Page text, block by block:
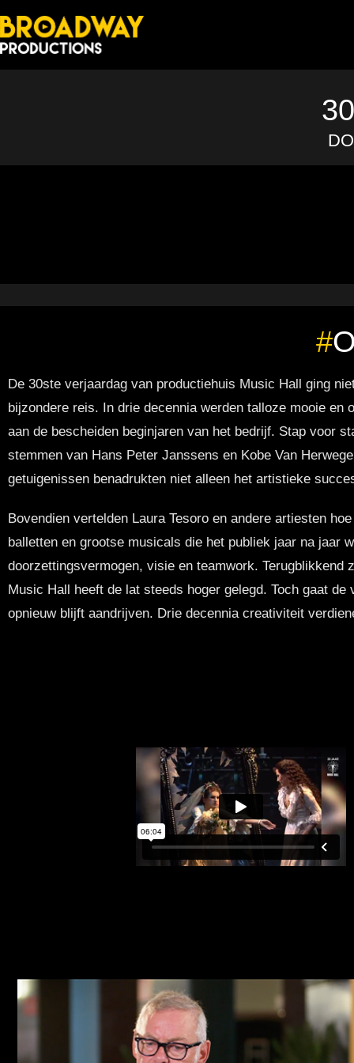
#
De 30ste verjaardag van productiehuis Music Hall ging
bijzondere reis. In drie decennia werden talloze mooie
aan de bescheiden beginjaren van het bedrijf. Stap voor
stemmen van Hans Peter Janssens en Kobe Van
getuigenissen benadrukten niet alleen het artistieke
Bovendien vertelden Laura Tesoro en andere artiesten
balletten en grootse musicals die het publiek jaar na jaar
doorzettingsvermogen, visie en teamwork.
Music Hall heeft de lat steeds hoger gelegd. Toch gaat
opnieuw blijft aandrijven. Drie decennia creativiteit